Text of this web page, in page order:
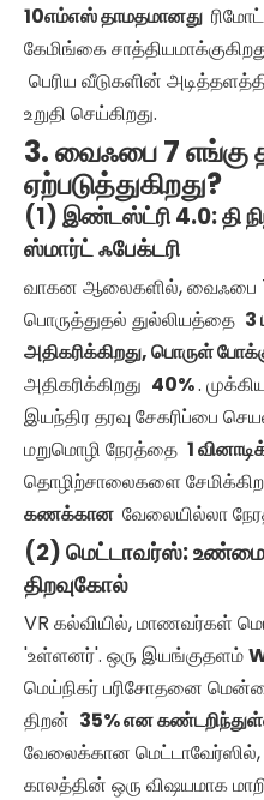
10எம்எஸ் தாமதமானது
கேமிங்கை
பெரிய வீடுகளின்
உறுதி செய்கிறது.
3. வைஃபை 7
ஏற்படுத்துகிறது?
(1) இண்டஸ்ட்ரி 4.0: தி
ஸ்மார்ட் ஃபேக்டரி
வாகன ஆலைகளில், வைஃபை
பொருத்துதல் துல்லியத்தை 3
அதிகரிக்கிறது, பொருள்
அதிகரிக்கிறது 40%.
இயந்திர தரவு சேகரிப்பை
மறுமொழி நேரத்தை 1
தொழிற்சாலைகளை
கணக்கான வேலையில்லா
(2) மெட்டாவர்ஸ்:
திறவுகோல்
VR கல்வியில், மாணவர்கள்
'உள்ளனர்'. ஒரு இயங்குதளம்
மெய்நிகர் பரிசோதனை
திறன் 35% என
வேலைக்கான
காலத்தின் ஒரு விஷயமாக